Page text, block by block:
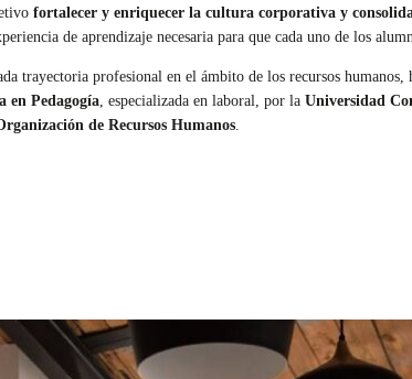
fortalecer y enriquecer la cultura corporativa y
de aprendizaje necesaria para que cada uno de los
trayectoria profesional en el ámbito de los recursos humanos,
en Pedagogía , especializada en laboral, por la Universidad
de Recursos Humanos